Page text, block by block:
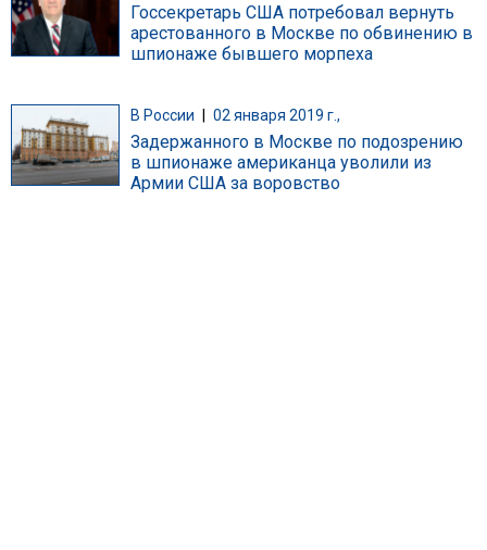
Госсекретарь США потребовал вернуть
арестованного в Москве по обвинению в
шпионаже бывшего морпеха
В России 02 января 2019 г.,
Задержанного в Москве по подозрению
в шпионаже американца уволили из
Армии США за воровство